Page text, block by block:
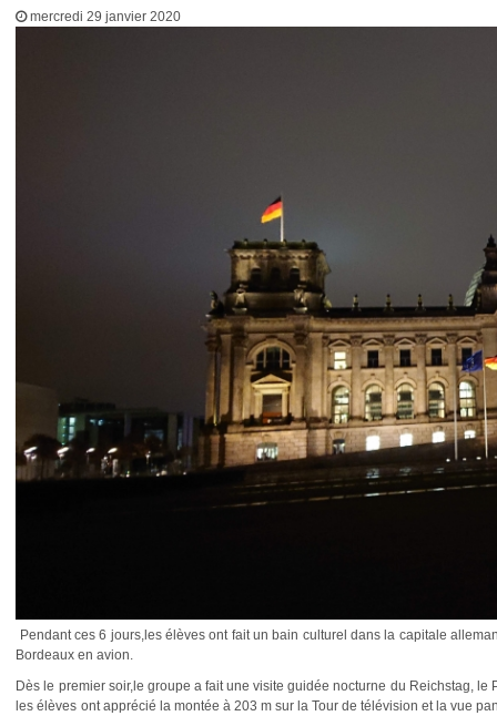
mercredi 29 janvier 2020
Pendant ces 6 jours,les élèves ont fait un bain culturel dans la capitale
Bordeaux en avion.
Dès le premier soir,le groupe a fait une visite guidée nocturne du Reichstag,
les élèves ont apprécié la montée à 203 m sur la Tour de télévision et la vue